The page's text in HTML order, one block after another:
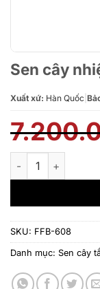
Sen cây
Xuất xứ: Hàn Quốc
Sen cây nhiệt độ
SKU: FFB-608
Danh mục: Sen cây